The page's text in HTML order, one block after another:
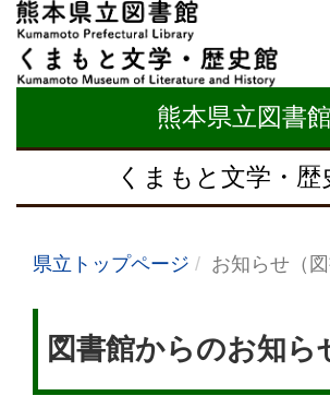
熊本県立図書館
くまもと文学・歴
県立トップページ お知らせ（図
図書館からのお知ら